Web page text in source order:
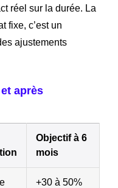
réel sur la durée. La
fixe, c’est un
ajustements
après
Objectif à 6
mois
+30 à 50%